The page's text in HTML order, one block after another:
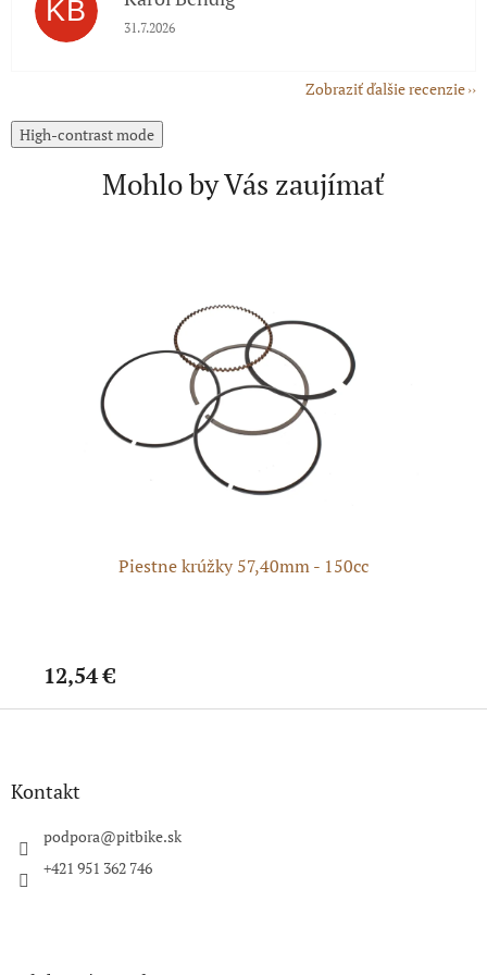
KB Hodnotenie obchodu je 5 z 5 hviezdičiek.
31.7.2026
Zobraziť ďalšie recenzie
High-contrast mode
Mohlo by Vás zaujímať
Piestne krúžky 57,40mm - 150cc
12,54 €
Z
Kontakt
podpora@pitbike.sk
+421 951 362 746